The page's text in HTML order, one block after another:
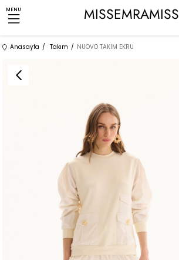
MENU MISSEMRAMISS
Anasayfa Takım NUOVO TAKIM EKRU